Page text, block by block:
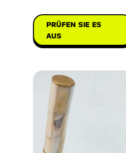
PRÜFEN SIE ES
AUS